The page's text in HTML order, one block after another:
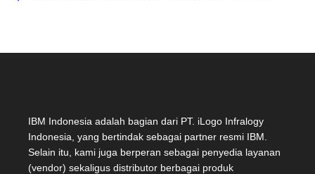
IBM Indonesia adalah bagian dari PT. iLogo Infralogy
Indonesia, yang bertindak sebagai partner resmi IBM.
Selain itu, kami juga berperan sebagai penyedia layanan
(vendor) sekaligus distributor berbagai produk